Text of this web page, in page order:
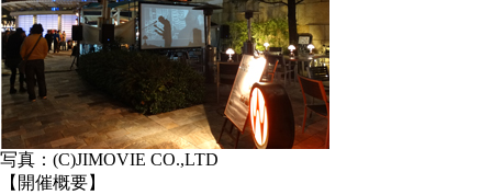
写真：(C)JIMOVIE CO.,LTD
【開催概要】